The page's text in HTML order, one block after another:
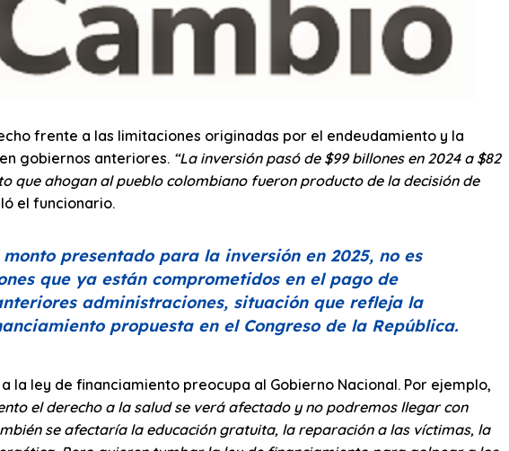
frente a las limitaciones originadas por el endeudamiento y la
gobiernos anteriores. “La inversión pasó de $99 billones en 2024 a $82
que ahogan al pueblo colombiano fueron producto de la decisión de
el funcionario.
presentado para la inversión en 2025, no es
que ya están comprometidos en el pago de
administraciones, situación que refleja la
propuesta en el Congreso de la República.
la ley de financiamiento preocupa al Gobierno Nacional. Por ejemplo,
el derecho a la salud se verá afectado y no podremos llegar con
se afectaría la educación gratuita, la reparación a las víctimas, la